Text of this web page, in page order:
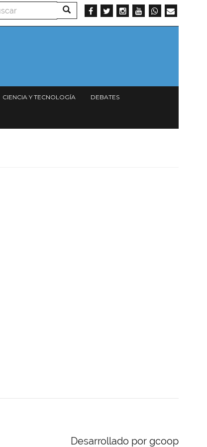
Buscar
CIENCIA Y TECNOLOGÍA DEBATES
Desarrollado por gcoop